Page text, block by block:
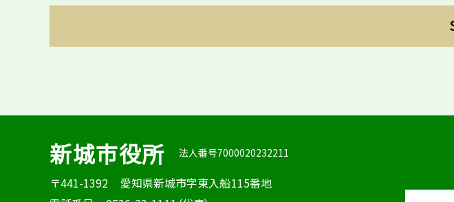
新城市役所 法人番号7000020232211
〒441-1392
愛知県新城市字東入船115番地